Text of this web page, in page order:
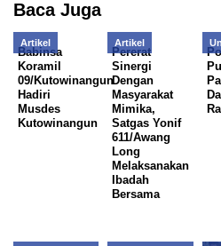
Baca Juga
Artikel
Babinsa
Koramil
09/Kutowinangun
Hadiri
Musdes
Kutowinangun
Artikel
Pererat
Sinergi
Dengan
Masyarakat
Mimika,
Satgas Yonif
611/Awang
Long
Melaksanakan
Ibadah
Bersama